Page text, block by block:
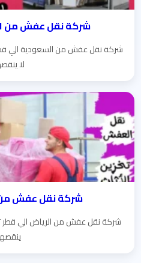
شركة نقل عفش من
شركة نقل عفش من السعودية الي
لا
شركة نقل عفش من
شركة نقل عفش من الرياض الي قطر